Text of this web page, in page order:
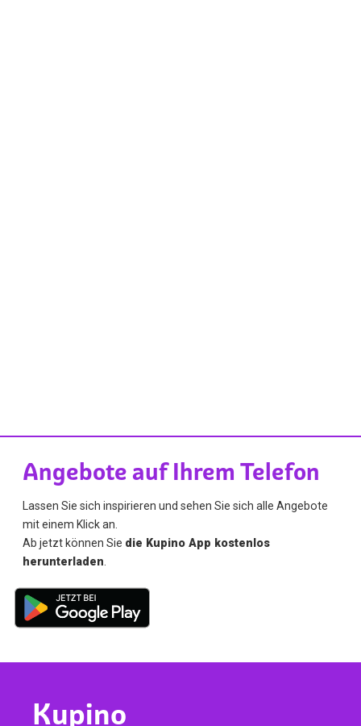
Angebote auf Ihrem Telefon
Lassen Sie sich inspirieren und sehen Sie sich alle Angebote
mit einem Klick an.
Ab jetzt können Sie die Kupino App kostenlos
herunterladen
Kupino